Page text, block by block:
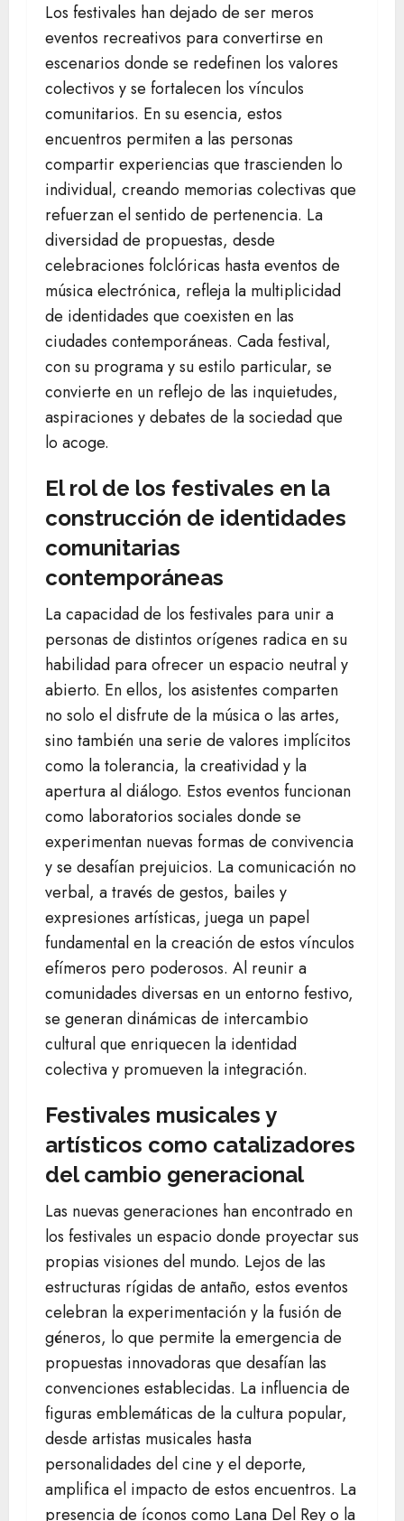
Los festivales han dejado de ser meros
eventos recreativos para convertirse en
escenarios donde se redefinen los valores
colectivos y se fortalecen los vínculos
comunitarios. En su esencia, estos
encuentros permiten a las personas
compartir experiencias que trascienden lo
individual, creando memorias colectivas que
refuerzan el sentido de pertenencia. La
diversidad de propuestas, desde
celebraciones folclóricas hasta eventos de
música electrónica, refleja la multiplicidad
de identidades que coexisten en las
ciudades contemporáneas. Cada festival,
con su programa y su estilo particular, se
convierte en un reflejo de las inquietudes,
aspiraciones y debates de la sociedad que
lo acoge.
El rol de los festivales en la
construcción de identidades
comunitarias
contemporáneas
La capacidad de los festivales para unir a
personas de distintos orígenes radica en su
habilidad para ofrecer un espacio neutral y
abierto. En ellos, los asistentes comparten
no solo el disfrute de la música o las artes,
sino también una serie de valores implícitos
como la tolerancia, la creatividad y la
apertura al diálogo. Estos eventos funcionan
como laboratorios sociales donde se
experimentan nuevas formas de convivencia
y se desafían prejuicios. La comunicación no
verbal, a través de gestos, bailes y
expresiones artísticas, juega un papel
fundamental en la creación de estos vínculos
efímeros pero poderosos. Al reunir a
comunidades diversas en un entorno festivo,
se generan dinámicas de intercambio
cultural que enriquecen la identidad
colectiva y promueven la integración.
Festivales musicales y
artísticos como catalizadores
del cambio generacional
Las nuevas generaciones han encontrado en
los festivales un espacio donde proyectar sus
propias visiones del mundo. Lejos de las
estructuras rígidas de antaño, estos eventos
celebran la experimentación y la fusión de
géneros, lo que permite la emergencia de
propuestas innovadoras que desafían las
convenciones establecidas. La influencia de
figuras emblemáticas de la cultura popular,
desde artistas musicales hasta
personalidades del cine y el deporte,
amplifica el impacto de estos encuentros. La
presencia de íconos como Lana Del Rey o la